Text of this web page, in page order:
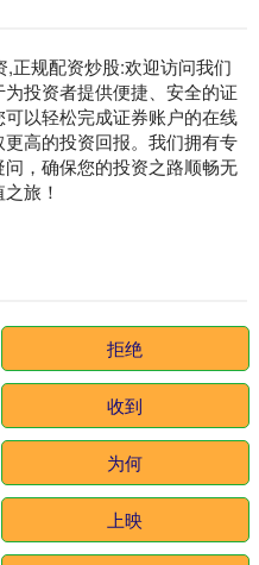
正规配资炒股:欢迎访问我们
投资者提供便捷、安全的证
以轻松完成证券账户的在线
高的投资回报。我们拥有专
，确保您的投资之路顺畅无
旅！
拒绝
收到
为何
上映